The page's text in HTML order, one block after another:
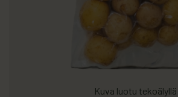
Kuva luotu tekoälyllä